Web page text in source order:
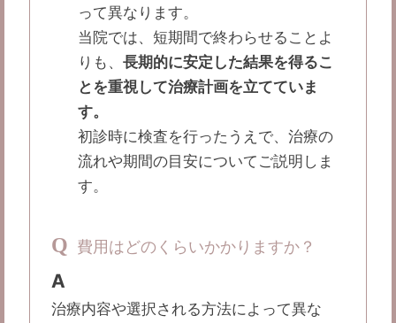
って異なります。
当院では、短期間で終わらせることよ
りも、長期的に安定した結果を得るこ
とを重視して治療計画を立てていま
す。
初診時に検査を行ったうえで、治療の
流れや期間の目安についてご説明しま
す。
Q 費用はどのくらいかかりますか？
A
治療内容や選択される方法によって異な